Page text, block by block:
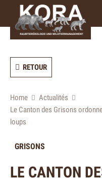
caractères)
RETOUR
Home
Actualités
Le Canton des Grisons
loups
GRISONS
LE CANTON